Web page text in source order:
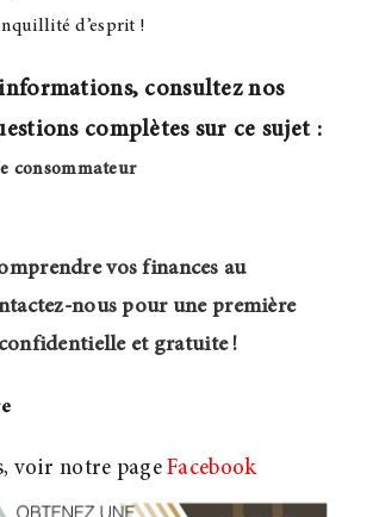
d’esprit !
consultez nos
complètes sur ce sujet :
consommateur
vos finances au
nous pour une première
et gratuite !
voir notre page Facebook